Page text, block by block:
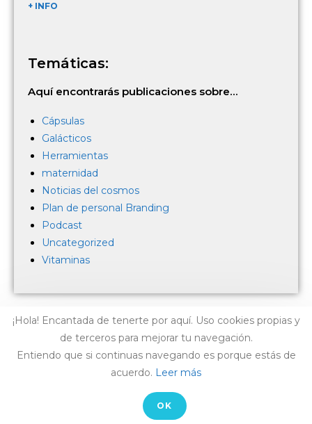
+ INFO
Temáticas:
Aquí encontrarás publicaciones sobre…
Cápsulas
Galácticos
Herramientas
maternidad
Noticias del cosmos
Plan de personal Branding
Podcast
Uncategorized
Vitaminas
AVISO LEGAL
CONTACTO
© COPYRIGHT LAIA ARCONES
¡Hola! Encantada de tenerte por aquí. Uso cookies propias y
de terceros para mejorar tu navegación.
Entiendo que si continuas navegando es porque estás de
acuerdo. Leer más
OK